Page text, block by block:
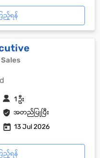
ည့်ရန်
အတည်ပြုပြီး
1 ဦး
13 Jul 2026
ည့်ရန်